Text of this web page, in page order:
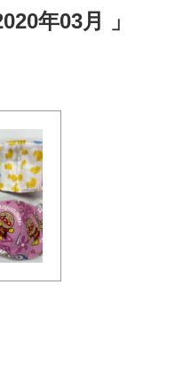
年03月 」